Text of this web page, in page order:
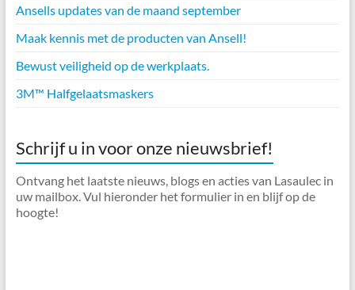
Ansells updates van de maand september
Maak kennis met de producten van Ansell!
Bewust veiligheid op de werkplaats.
3M™ Halfgelaatsmaskers
Schrijf u in voor onze nieuwsbrief!
Ontvang het laatste nieuws, blogs en acties van Lasaulec in
uw mailbox. Vul hieronder het formulier in en blijf op de
hoogte!